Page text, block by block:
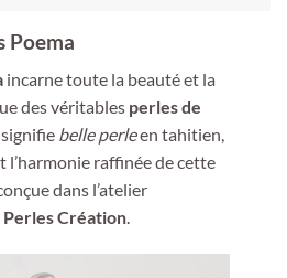
Poema
incarne toute la beauté et la
des véritables perles de
belle perleen tahitien,
raffinée de cette
dans l’atelier
Perles Création.